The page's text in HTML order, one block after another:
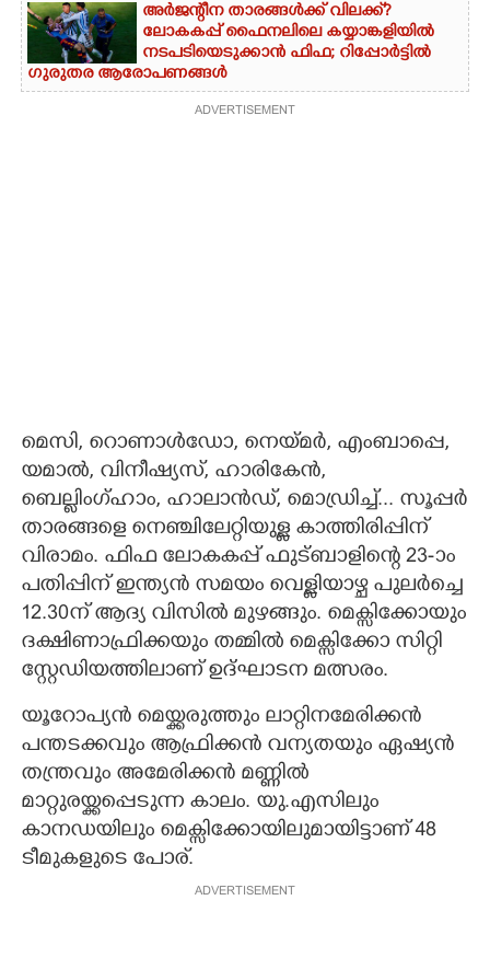
അർജന്റീന താരങ്ങൾക്ക് വിലക്ക്?
ലോകകപ്പ് ഫൈനലിലെ കയ്യാങ്കളിയിൽ
നടപടിയെടുക്കാൻ ഫിഫ; റിപ്പോർട്ടിൽ
ഗുരുതര ആരോപണങ്ങൾ
ADVERTISEMENT
മെസി,​ റൊണാൾഡോ,​ നെയ്മർ,​ എംബാപ്പെ,​
യമാൽ,​ വിനീഷ്യസ്,​ ഹാരികേൻ,​
ബെല്ലിംഗ്ഹാം,​ ഹാലാൻഡ്,​ മൊഡ്രിച്ച്... സൂപ്പർ
താരങ്ങളെ നെഞ്ചിലേറ്റിയുള്ള കാത്തിരിപ്പിന്
വിരാമം. ഫിഫ ലോകകപ്പ് ഫുട്ബാളിന്റെ 23-ാം
പതിപ്പിന് ഇന്ത്യൻ സമയം വെള്ളിയാഴ്ച പുലർച്ചെ
12.30ന് ആദ്യ വിസിൽ മുഴങ്ങും. മെക്സിക്കോയും
ദക്ഷിണാഫ്രിക്കയും തമ്മിൽ മെക്സിക്കോ സിറ്റി
സ്റ്റേഡിയത്തിലാണ് ഉദ്ഘാടന മത്സരം.
യൂറോപ്യൻ മെയ്ക്കരുത്തും ലാറ്റിനമേരിക്കൻ
പന്തടക്കവും ആഫ്രിക്കൻ വന്യതയും ഏഷ്യൻ
തന്ത്രവും അമേരിക്കൻ മണ്ണിൽ
മാറ്റുരയ്ക്കപ്പെടുന്ന കാലം. യു.എസിലും
കാനഡയിലും മെക്സിക്കോയിലുമായിട്ടാണ് 48
ടീമുകളുടെ പോര്.
ADVERTISEMENT